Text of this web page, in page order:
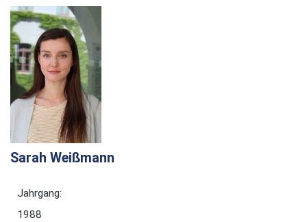
Sarah Weißmann
Jahrgang:
1988